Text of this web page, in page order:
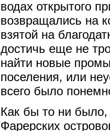
водах открытого
возвращались на
взятой на
достичь еще не
найти новые
поселения, или
всего было
Как бы то ни было,
Фарерских